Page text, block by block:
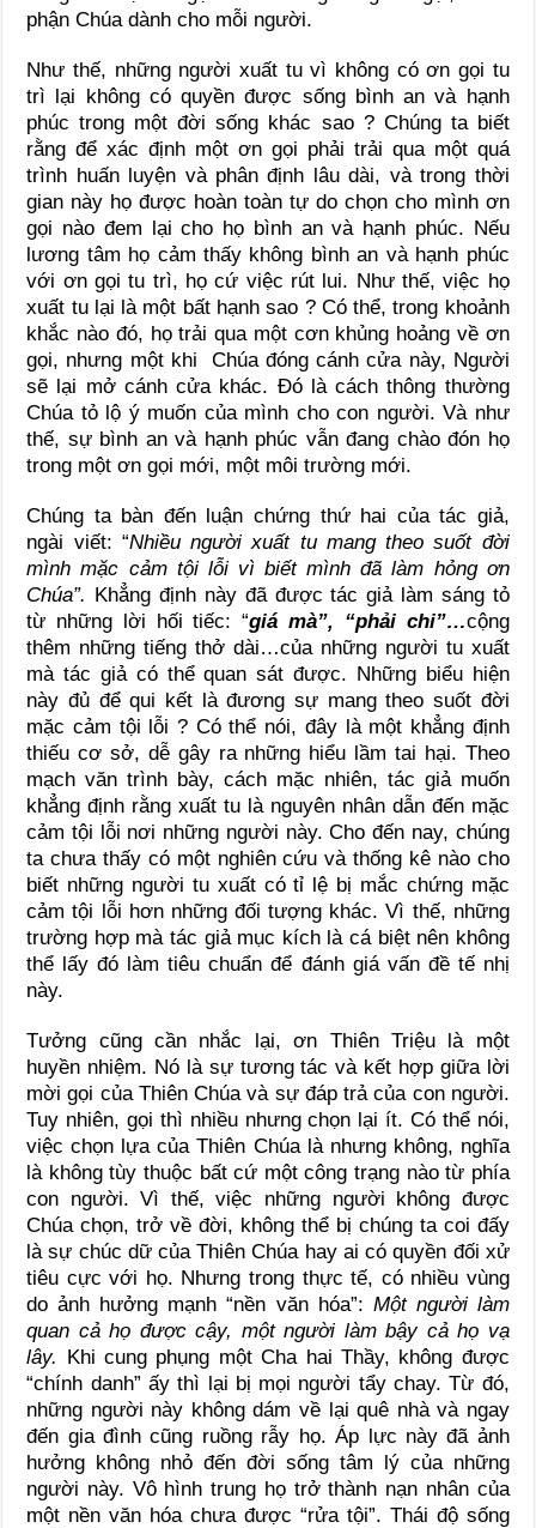
phận Chúa dành cho mỗi người.
Như thế, những người xuất tu vì không có ơn gọi tu
trì lại không có quyền được sống bình an và hạnh
phúc trong một đời sống khác sao ? Chúng ta biết
rằng để xác định một ơn gọi phải trải qua một quá
trình huấn luyện và phân định lâu dài, và trong thời
gian này họ được hoàn toàn tự do chọn cho mình ơn
gọi nào đem lại cho họ bình an và hạnh phúc. Nếu
lương tâm họ cảm thấy không bình an và hạnh phúc
với ơn gọi tu trì, họ cứ việc rút lui. Như thế, việc họ
xuất tu lại là một bất hạnh sao ? Có thể, trong khoảnh
khắc nào đó, họ trải qua một cơn khủng hoảng về ơn
gọi, nhưng một khi Chúa đóng cánh cửa này, Người
sẽ lại mở cánh cửa khác. Đó là cách thông thường
Chúa tỏ lộ ý muốn của mình cho con người. Và như
thế, sự bình an và hạnh phúc vẫn đang chào đón họ
trong một ơn gọi mới, một môi trường mới.
Chúng ta bàn đến luận chứng thứ hai của tác giả,
ngài viết: “Nhiều người xuất tu mang theo suốt đời
mình mặc cảm tội lỗi vì biết mình đã làm hỏng ơn
Chúa”. Khẳng định này đã được tác giả làm sáng tỏ
từ những lời hối tiếc: “giá mà”, “phải chi”…cộng
thêm những tiếng thở dài…của những người tu xuất
mà tác giả có thể quan sát được. Những biểu hiện
này đủ để qui kết là đương sự mang theo suốt đời
mặc cảm tội lỗi ? Có thể nói, đây là một khẳng định
thiếu cơ sở, dễ gây ra những hiểu lầm tai hại. Theo
mạch văn trình bày, cách mặc nhiên, tác giả muốn
khẳng định rằng xuất tu là nguyên nhân dẫn đến mặc
cảm tội lỗi nơi những người này. Cho đến nay, chúng
ta chưa thấy có một nghiên cứu và thống kê nào cho
biết những người tu xuất có tỉ lệ bị mắc chứng mặc
cảm tội lỗi hơn những đối tượng khác. Vì thế, những
trường hợp mà tác giả mục kích là cá biệt nên không
thể lấy đó làm tiêu chuẩn để đánh giá vấn đề tế nhị
này.
Tưởng cũng cần nhắc lại, ơn Thiên Triệu là một
huyền nhiệm. Nó là sự tương tác và kết hợp giữa lời
mời gọi của Thiên Chúa và sự đáp trả của con người.
Tuy nhiên, gọi thì nhiều nhưng chọn lại ít. Có thể nói,
việc chọn lựa của Thiên Chúa là nhưng không, nghĩa
là không tùy thuộc bất cứ một công trạng nào từ phía
con người. Vì thế, việc những người không được
Chúa chọn, trở về đời, không thể bị chúng ta coi đấy
là sự chúc dữ của Thiên Chúa hay ai có quyền đối xử
tiêu cực với họ. Nhưng trong thực tế, có nhiều vùng
do ảnh hưởng mạnh “nền văn hóa”: Một người làm
quan cả họ được cậy, một người làm bậy cả họ vạ
lây. Khi cung phụng một Cha hai Thầy, không được
“chính danh” ấy thì lại bị mọi người tẩy chay. Từ đó,
những người này không dám về lại quê nhà và ngay
đến gia đình cũng ruồng rẫy họ. Áp lực này đã ảnh
hưởng không nhỏ đến đời sống tâm lý của những
người này. Vô hình trung họ trở thành nạn nhân của
một nền văn hóa chưa được “rửa tội”. Thái độ sống